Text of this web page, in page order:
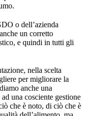
o dell’azienda
un corretto
e quindi in tutti gli
nella scelta
per migliorare la
anche una
una cosciente gestione
che è noto, di ciò che è